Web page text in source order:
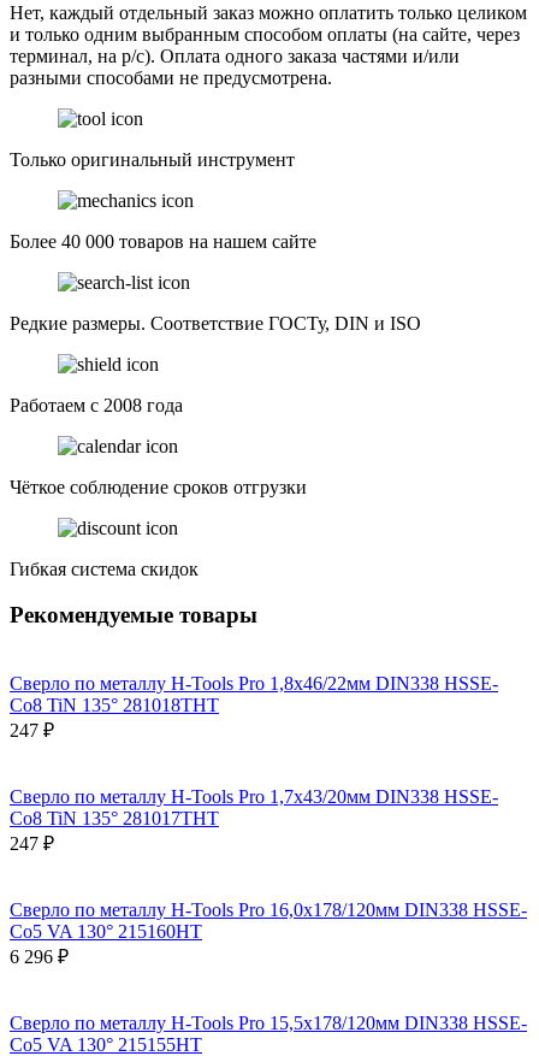
Нет, каждый отдельный заказ можно оплатить только целиком
и только одним выбранным способом оплаты (на сайте, через
терминал, на р/с). Оплата одного заказа частями и/или
разными способами не предусмотрена.
Только оригинальный инструмент
Более 40 000 товаров на нашем сайте
Редкие размеры. Соответствие ГОСТу, DIN и ISO
Работаем с 2008 года
Чёткое соблюдение сроков отгрузки
Гибкая система скидок
Рекомендуемые товары
Сверло по металлу H-Tools Pro 1,8x46/22мм DIN338 HSSE-
Co8 TiN 135° 281018THT
247 ₽
Сверло по металлу H-Tools Pro 1,7x43/20мм DIN338 HSSE-
Co8 TiN 135° 281017THT
247 ₽
Сверло по металлу H-Tools Pro 16,0x178/120мм DIN338 HSSE-
Co5 VA 130° 215160HT
6 296 ₽
Сверло по металлу H-Tools Pro 15,5x178/120мм DIN338 HSSE-
Co5 VA 130° 215155HT